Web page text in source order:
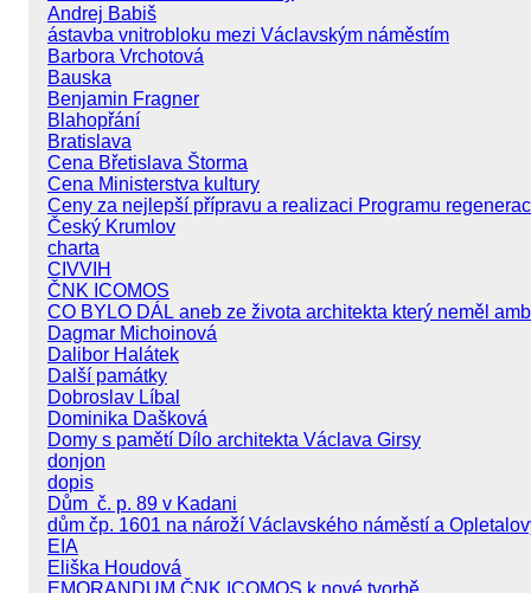
Andrej Babiš
ástavba vnitrobloku mezi Václavským náměstím
Barbora Vrchotová
Bauska
Benjamin Fragner
Blahopřání
Bratislava
Cena Břetislava Štorma
Cena Ministerstva kultury
Ceny za nejlepší přípravu a realizaci Programu
Český Krumlov
charta
CIVVIH
ČNK ICOMOS
CO BYLO DÁL aneb ze života architekta který neměl
Dagmar Michoinová
Dalibor Halátek
Další památky
Dobroslav Líbal
Dominika Dašková
Domy s pamětí Dílo architekta Václava Girsy
donjon
dopis
Dům č. p. 89 v Kadani
dům čp. 1601 na nároží Václavského náměstí a
EIA
Eliška Houdová